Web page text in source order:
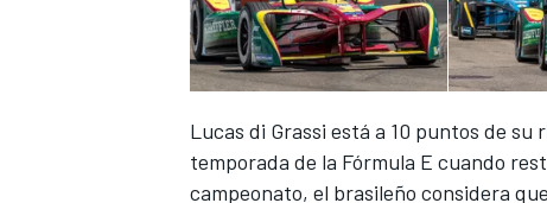
FÓRMULA E
Lucas di Grassi está a 10 puntos de
temporada de la Fórmula E cuando
campeonato, el brasileño considera